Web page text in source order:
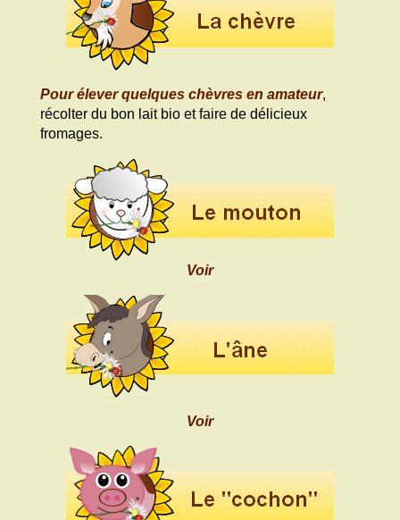
Pour élever quelques chèvres en amateur,
récolter du bon lait bio et faire de délicieux
fromages.
Voir
Voir